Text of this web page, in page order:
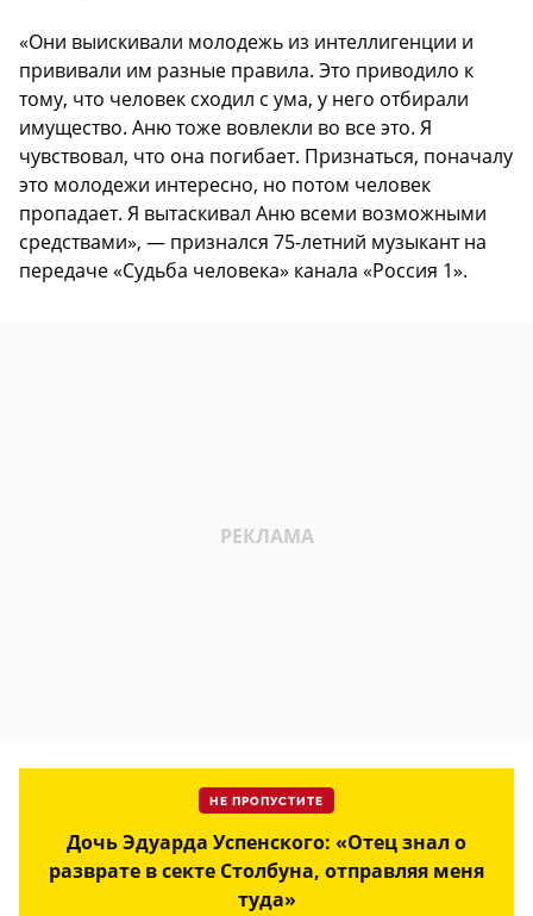
«Они выискивали молодежь из интеллигенции и
прививали им разные правила. Это приводило к
тому, что человек сходил с ума, у него отбирали
имущество. Аню тоже вовлекли во все это. Я
чувствовал, что она погибает. Признаться, поначалу
это молодежи интересно, но потом человек
пропадает. Я вытаскивал Аню всеми возможными
средствами», — признался 75-летний музыкант на
передаче «Судьба человека» канала «Россия 1».
НЕ ПРОПУСТИТЕ
Дочь Эдуарда Успенского: «Отец знал о
разврате в секте Столбуна, отправляя меня
туда»